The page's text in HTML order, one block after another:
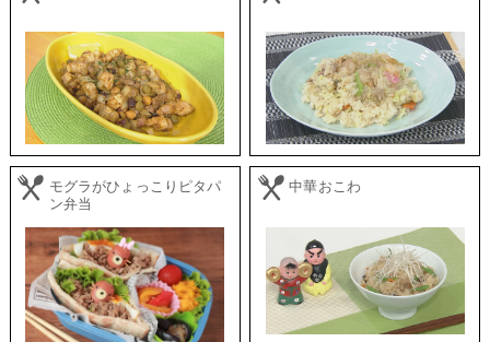
モグラがひょっこりピタパ
ン弁当
中華おこわ